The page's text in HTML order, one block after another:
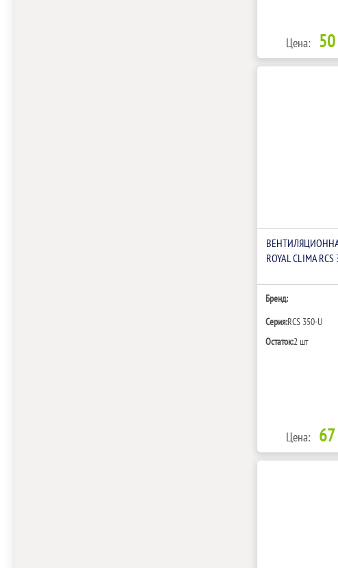
Цена:
ROYAL CLIMA
Бренд:
Серия:RCS 350-U
Остаток:2 шт
Цена: